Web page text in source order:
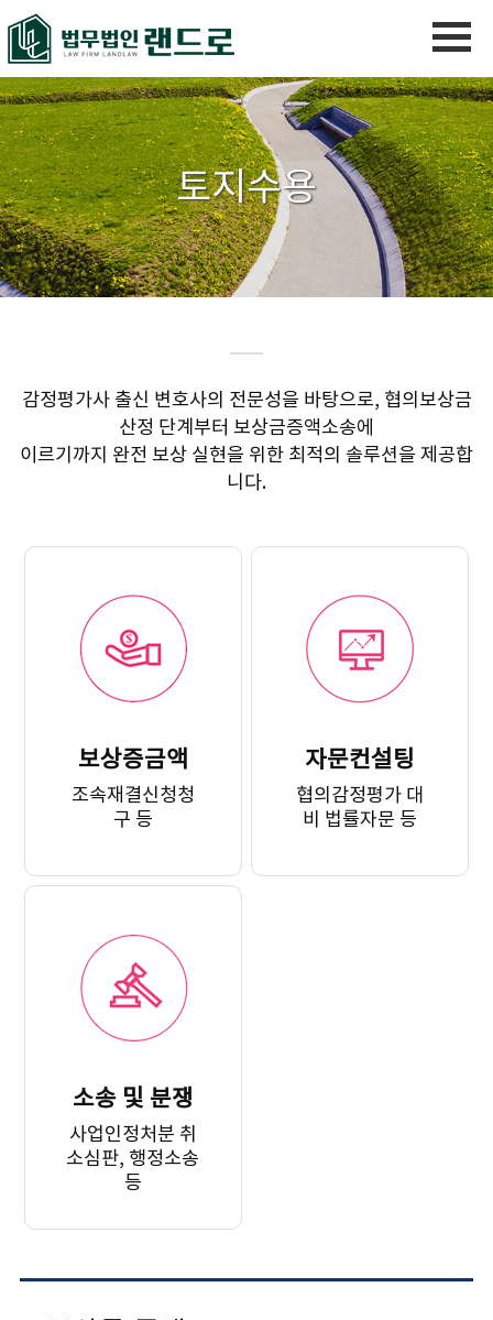
토지수용
감정평가사 출신 변호사의 전문성을 바탕으로, 협의보상금
산정 단계부터 보상금증액소송에
이르기까지 완전 보상 실현을 위한 최적의 솔루션을 제공합
니다.
보상증금액
조속재결신청청
구 등
자문컨설팅
협의감정평가 대
비 법률자문 등
소송 및 분쟁
사업인정처분 취
소심판, 행정소송
등